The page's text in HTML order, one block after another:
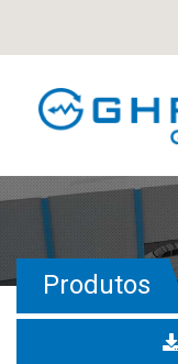
Produtos